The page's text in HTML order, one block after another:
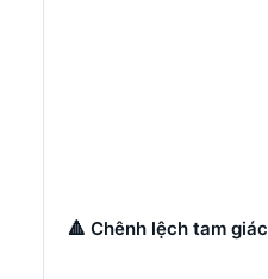
🔺 Chênh lệch tam giác